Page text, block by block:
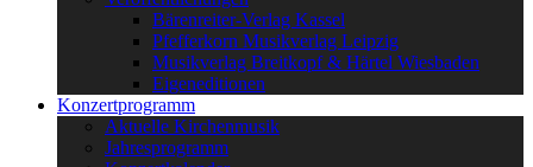
Bärenreiter-Verlag Kassel
Pfefferkorn Musikverlag Leipzig
Musikverlag Breitkopf & Härtel Wiesbaden
Eigeneditionen
Konzertprogramm
Aktuelle Kirchenmusik
Jahresprogramm